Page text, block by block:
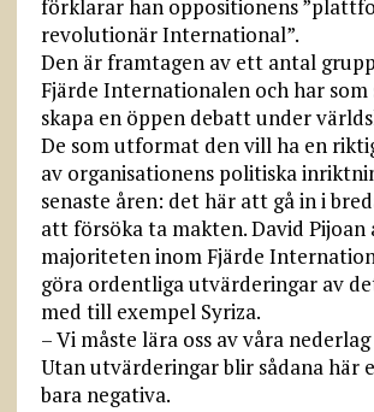
förklarar han oppositionens
revolutionär International”.
Den är framtagen av ett antal
Fjärde Internationalen och har
skapa en öppen debatt under
De som utformat den vill ha en
av organisationens politiska
senaste åren: det här att gå in i
att försöka ta makten. David Pijoan
majoriteten inom Fjärde
göra ordentliga utvärderingar av
med till exempel Syriza.
– Vi måste lära oss av våra
Utan utvärderingar blir sådana här
bara negativa.